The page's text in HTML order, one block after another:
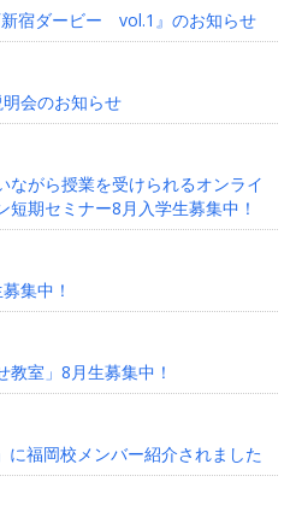
新宿ダービー vol.1』のお知らせ
会のお知らせ
ながら授業を受けられるオンライ
期セミナー8月入学生募集中！
集中！
室」8月生募集中！
に福岡校メンバー紹介されました